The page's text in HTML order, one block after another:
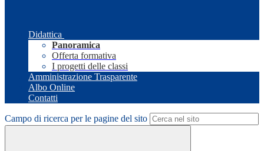
Didattica
Panoramica
Offerta formativa
I progetti delle classi
Amministrazione Trasparente
Albo Online
Contatti
Campo di ricerca per le pagine del sito